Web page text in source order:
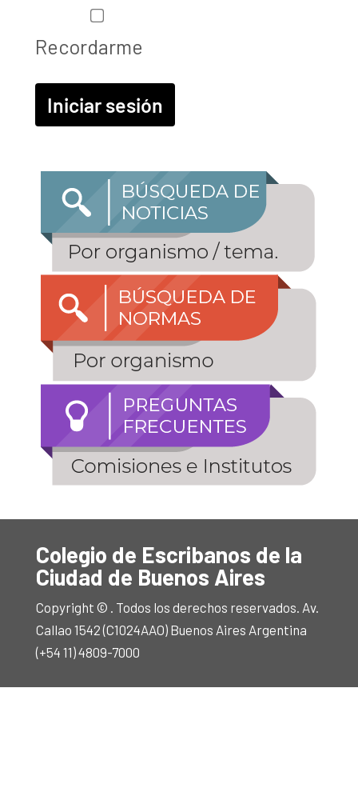
Recordarme
Colegio de Escribanos de la
Ciudad de Buenos Aires
Copyright © . Todos los derechos reservados. Av.
Callao 1542 (C1024AAO) Buenos Aires Argentina
(+54 11) 4809-7000